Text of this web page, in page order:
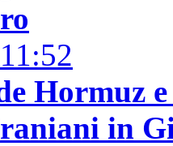
Hormuz
in